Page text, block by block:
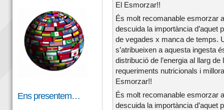
El Esmorzar!!
És molt recomanable esmorzar
descuida la importància d’aquet
de vegades x manca de temps.
s’atribueixen a aquesta ingesta
distribució de l’energia al llarg
requeriments nutricionals i
Esmorzar!!
És molt recomanable esmorzar
descuida la importància d’aquet
Ens presentem…